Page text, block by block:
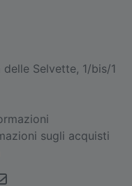
Selvette, 1/bis/1
sugli acquisti